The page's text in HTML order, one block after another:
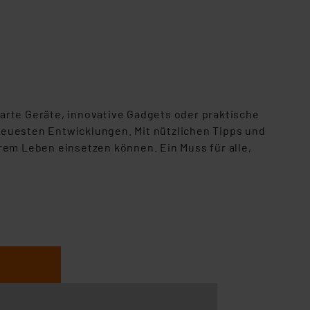
Geräte, innovative Gadgets oder praktische
Entwicklungen. Mit nützlichen Tipps und
Leben einsetzen können. Ein Muss für alle,